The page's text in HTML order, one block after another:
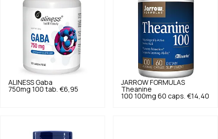
ALINESS Gaba
750mg 100 tab. €6,95
JARROW FORMULAS
Theanine
100 100mg 60 caps. €14,40